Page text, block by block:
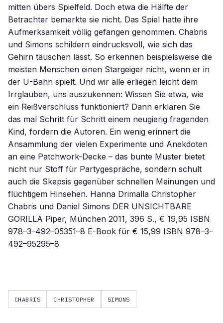
mitten übers Spielfeld. Doch etwa die Hälfte der
Betrachter bemerkte sie nicht. Das Spiel hatte ihre
Aufmerksamkeit völlig gefangen genommen. Chabris
und Simons schildern eindrucksvoll, wie sich das
Gehirn täuschen lässt. So erkennen beispielsweise die
meisten Menschen einen Stargeiger nicht, wenn er in
der U-Bahn spielt. Und wir alle erliegen leicht dem
Irrglauben, uns auszukennen: Wissen Sie etwa, wie
ein Reißverschluss funktioniert? Dann erklären Sie
das mal Schritt für Schritt einem neugierig fragenden
Kind, fordern die Autoren. Ein wenig erinnert die
Ansammlung der vielen Experimente und Anekdoten
an eine Patchwork-Decke – das bunte Muster bietet
nicht nur Stoff für Partygespräche, sondern schult
auch die Skepsis gegenüber schnellen Meinungen und
flüchtigem Hinsehen. Hanna Drimalla Christopher
Chabris und Daniel Simons DER UNSICHTBARE
GORILLA Piper, München 2011, 396 S., € 19,95 ISBN
978–3–492–05351–8 E-Book für € 15,99 ISBN 978–3–
492–95295–8
CHABRIS CHRISTOPHER SIMONS